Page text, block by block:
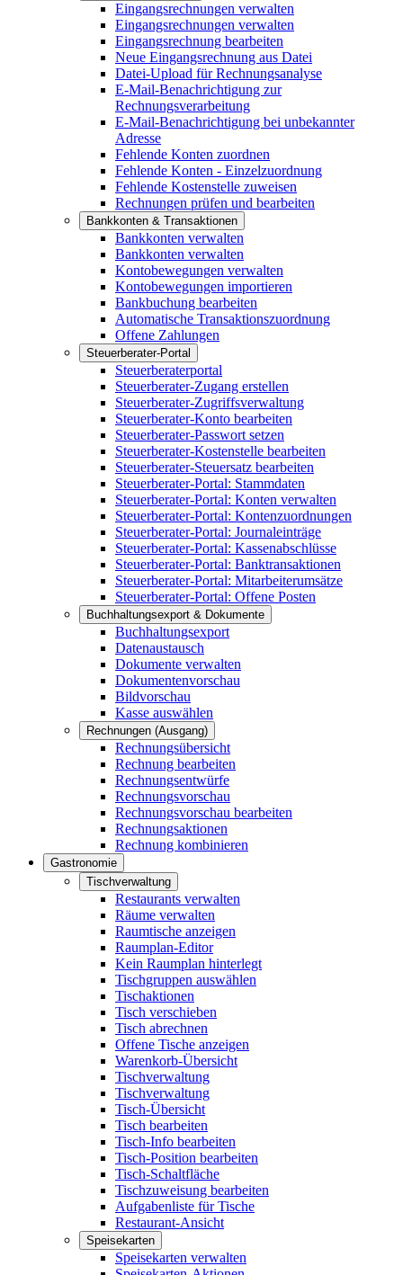
Eingangsrechnungen verwalten
Eingangsrechnungen verwalten
Eingangsrechnung bearbeiten
Neue Eingangsrechnung aus Datei
Datei-Upload für Rechnungsanalyse
E-Mail-Benachrichtigung zur
Rechnungsverarbeitung
E-Mail-Benachrichtigung bei unbekannter
Adresse
Fehlende Konten zuordnen
Fehlende Konten - Einzelzuordnung
Fehlende Kostenstelle zuweisen
Rechnungen prüfen und bearbeiten
Bankkonten & Transaktionen
Bankkonten verwalten
Bankkonten verwalten
Kontobewegungen verwalten
Kontobewegungen importieren
Bankbuchung bearbeiten
Automatische Transaktionszuordnung
Offene Zahlungen
Steuerberater-Portal
Steuerberaterportal
Steuerberater-Zugang erstellen
Steuerberater-Zugriffsverwaltung
Steuerberater-Konto bearbeiten
Steuerberater-Passwort setzen
Steuerberater-Kostenstelle bearbeiten
Steuerberater-Steuersatz bearbeiten
Steuerberater-Portal: Stammdaten
Steuerberater-Portal: Konten verwalten
Steuerberater-Portal: Kontenzuordnungen
Steuerberater-Portal: Journaleinträge
Steuerberater-Portal: Kassenabschlüsse
Steuerberater-Portal: Banktransaktionen
Steuerberater-Portal: Mitarbeiterumsätze
Steuerberater-Portal: Offene Posten
Buchhaltungsexport & Dokumente
Buchhaltungsexport
Datenaustausch
Dokumente verwalten
Dokumentenvorschau
Bildvorschau
Kasse auswählen
Rechnungen (Ausgang)
Rechnungsübersicht
Rechnung bearbeiten
Rechnungsentwürfe
Rechnungsvorschau
Rechnungsvorschau bearbeiten
Rechnungsaktionen
Rechnung kombinieren
Gastronomie
Tischverwaltung
Restaurants verwalten
Räume verwalten
Raumtische anzeigen
Raumplan-Editor
Kein Raumplan hinterlegt
Tischgruppen auswählen
Tischaktionen
Tisch verschieben
Tisch abrechnen
Offene Tische anzeigen
Warenkorb-Übersicht
Tischverwaltung
Tischverwaltung
Tisch-Übersicht
Tisch bearbeiten
Tisch-Info bearbeiten
Tisch-Position bearbeiten
Tisch-Schaltfläche
Tischzuweisung bearbeiten
Aufgabenliste für Tische
Restaurant-Ansicht
Speisekarten
Speisekarten verwalten